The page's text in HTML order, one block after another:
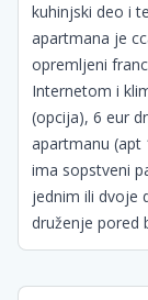
kuhinjski deo i
apartmana je
opremljeni
Internetom i
(opcija), 6 eur
apartmanu (apt
ima sopstveni
jednim ili dvoje
druženje pored